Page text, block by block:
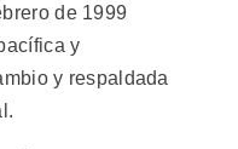
de 1999
y
y respaldada